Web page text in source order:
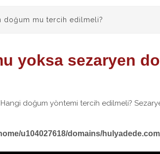
doğum mu tercih edilmeli?
yoksa sezaryen
doğum yöntemi tercih edilmeli?
u104027618/domains/